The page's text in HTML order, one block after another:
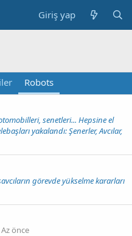
Giriş yap
Robots
senetleri... Hepsine el
yakalandı: Şenerler, Avcılar,
görevde yükselme kararları
Az önce